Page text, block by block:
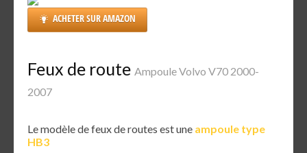
ACHETER SUR AMAZON
Feux de route Ampoule Volvo V70 2000-
2007
Le modèle de feux de routes est une ampoule type
HB3